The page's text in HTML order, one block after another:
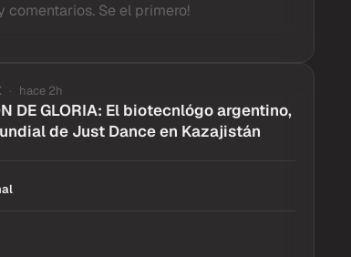
comentarios. Se el primero!
hace 2h
DE GLORIA: El biotecnlógo argentino,
de Just Dance en Kazajistán